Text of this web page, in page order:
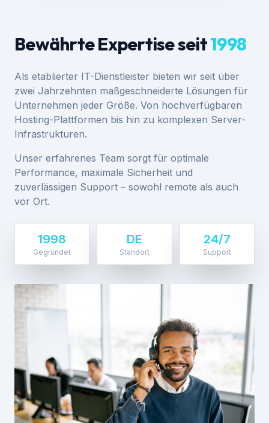
Bewährte Expertise seit1998
Als etablierter IT-Dienstleister bieten wir seit über
zwei Jahrzehnten maßgeschneiderte Lösungen für
Unternehmen jeder Größe. Von hochverfügbaren
Hosting-Plattformen bis hin zu komplexen Server-
Infrastrukturen.
Unser erfahrenes Team sorgt für optimale
Performance, maximale Sicherheit und
zuverlässigen Support – sowohl remote als auch
vor Ort.
1998
Gegründet
DE
Standort
24/7
Support